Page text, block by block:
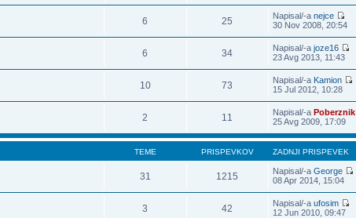
6 25 Napisal/-anejce
30 Nov 2008, 20:54
6 34 Napisal/-ajoze16
23 Avg 2013, 11:43
10 73 Napisal/-a Kamion
15 Jul 2012, 10:28
2 11 Napisal/-aPoberznik
25 Avg 2009, 17:09
TEME PRISPEVKOV ZADNJI PRISPEVEK
31 1215 Napisal/-aGeorge
08 Apr 2014, 15:04
3 42 Napisal/-aufosim
12 Jun 2010, 09:47